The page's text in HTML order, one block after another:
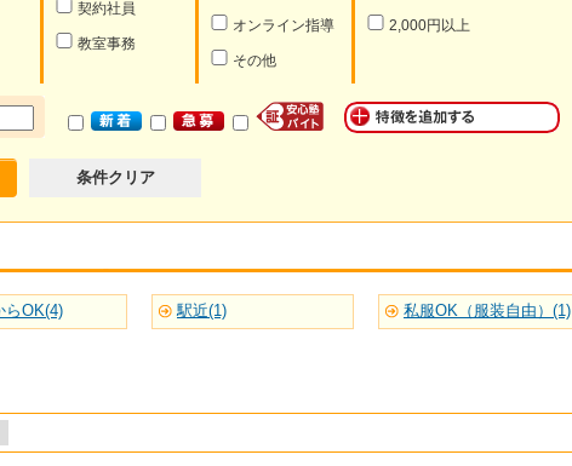
契約社員
教室事務
オンライン指導
その他
2,000円以上
条件クリア
らOK(4) 駅近(1) 私服OK（服装自由）(1)